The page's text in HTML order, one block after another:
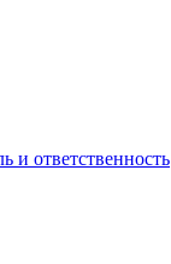
и ответственность